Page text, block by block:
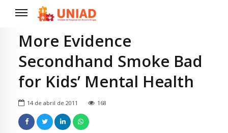
More Evidence
Secondhand Smoke Bad
for Kids’ Mental Health
14 de abril de 2011 168